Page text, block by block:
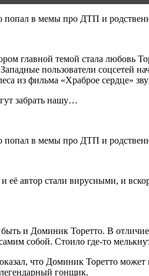
главной темой стала любовь
пользователи
из фильма «Храброе сердце»
забрать нашу…
её автор стали вирусными, и
и Доминик Торетто. В
собой. Стоило где-то
что Доминик Торетто
гонщик.